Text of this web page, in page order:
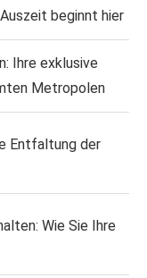
beginnt hier
Ihre exklusive
Metropolen
Entfaltung der
Wie Sie Ihre